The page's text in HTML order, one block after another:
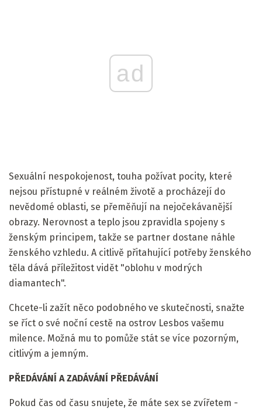
ad
Sexuální nespokojenost, touha požívat pocity, které
nejsou přístupné v reálném životě a procházejí do
nevědomé oblasti, se přeměňují na nejočekávanější
obrazy. Nerovnost a teplo jsou zpravidla spojeny s
ženským principem, takže se partner dostane náhle
ženského vzhledu. A citlivě přitahující potřeby ženského
těla dává příležitost vidět "oblohu v modrých
diamantech".
Chcete-li zažít něco podobného ve skutečnosti, snažte
se říct o své noční cestě na ostrov Lesbos vašemu
milence. Možná mu to pomůže stát se více pozorným,
citlivým a jemným.
PŘEDÁVÁNÍ A ZADÁVÁNÍ PŘEDÁVÁNÍ
Pokud čas od času snujete, že máte sex se zvířetem -